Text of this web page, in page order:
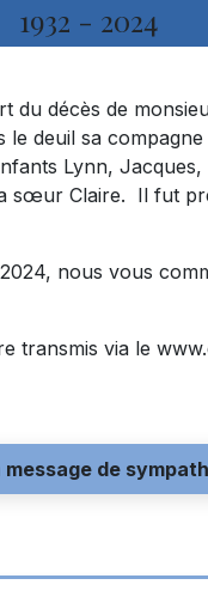
1932 - 2024
du décès de
le deuil sa
Lynn,
sœur Claire. Il fut
nous vous
transmis via le
message de